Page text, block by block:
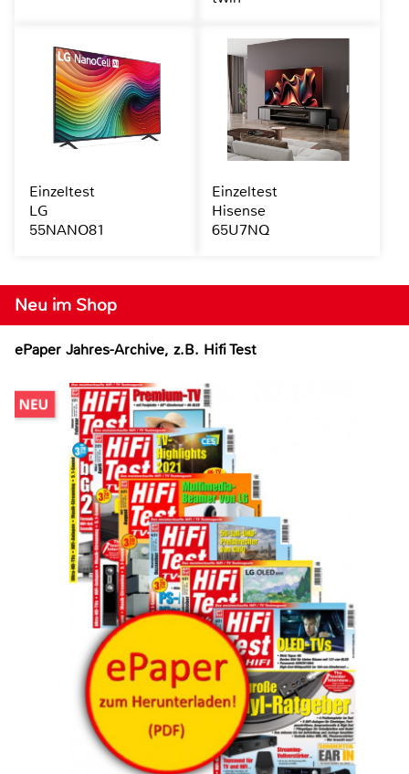
Neu im Shop
ePaper Jahres-Archive, z.B. Hifi Test
Einzeltest
LG
55NANO81
Einzeltest
Hisense
65U7NQ